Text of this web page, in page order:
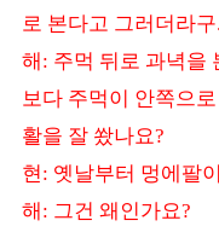
로 본다고 그러더라구.
해: 주먹 뒤로 과녁을
보다 주먹이 안쪽으
활을 잘 쐈나요?
현: 옛날부터 멍에팔
해: 그건 왜인가요?